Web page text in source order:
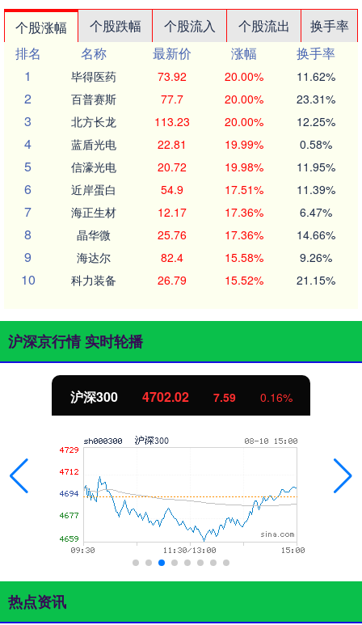
个股涨幅 个股跌幅 个股流入 个股流出
换手率
排名
名称 最新价 涨幅
换手率
1
毕得医药 73.92 20.00% 11.62%
2 百普赛斯 77.7 20.00% 23.31%
3 北方长龙 113.23 20.00% 12.25%
4 蓝盾光电 22.81 19.99% 0.58%
5 信濠光电 20.72 19.98% 11.95%
6 近岸蛋白 54.9 17.51% 11.39%
7 海正生材 12.17 17.36% 6.47%
8 晶华微 25.76 17.36% 14.66%
9 海达尔 82.4 15.58% 9.26%
10 科力装备 26.79 15.52% 21.15%
沪深京行情 实时轮播
沪深300 4702.02 7.59 0.16%
热点资讯